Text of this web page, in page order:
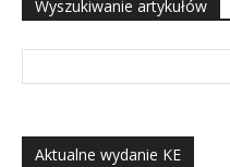
Wyszukiwanie artykułów
Aktualne wydanie KE